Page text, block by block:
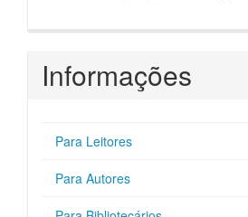
Informações
Para Leitores
Para Autores